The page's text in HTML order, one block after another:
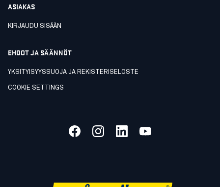
ASIAKAS
KIRJAUDU SISÄÄN
EHDOT JA SÄÄNNÖT
YKSITYISYYSSUOJA JA REKISTERISELOSTE
COOKIE SETTINGS